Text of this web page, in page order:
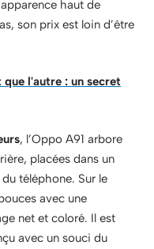
haut de
son prix est loin d’être
l'autre : un secret
, l’Oppo A91 arbore
placées dans un
téléphone. Sur le
avec une
net et coloré. Il est
avec un souci du